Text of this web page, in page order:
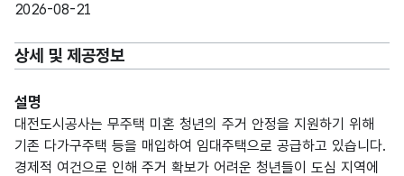
2026-08-21
상세 및 제공정보
설명
대전도시공사는 무주택 미혼 청년의 주거 안정을 지원하기 위해
기존 다가구주택 등을 매입하여 임대주택으로 공급하고 있습니다.
경제적 여건으로 인해 주거 확보가 어려운 청년들이 도심 지역에